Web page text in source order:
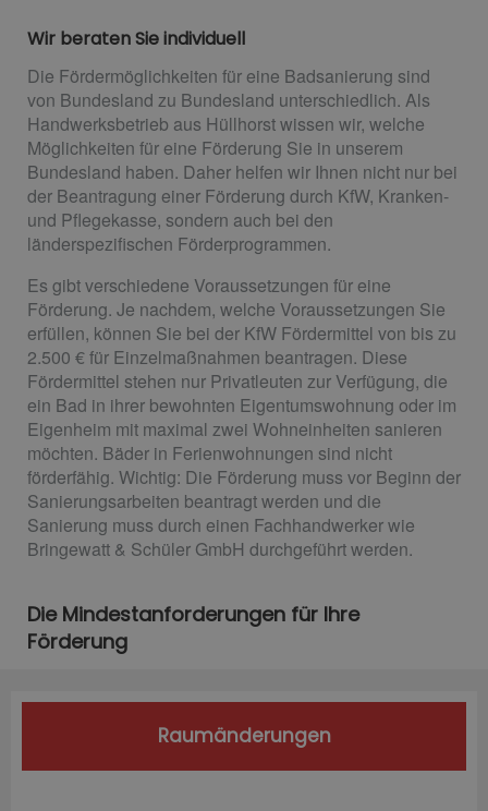
Wir beraten Sie individuell
Die Fördermöglichkeiten für eine Badsanierung sind
von Bundesland zu Bundesland unterschiedlich. Als
Handwerksbetrieb aus Hüllhorst wissen wir, welche
Möglichkeiten für eine Förderung Sie in unserem
Bundesland haben. Daher helfen wir Ihnen nicht nur bei
der Beantragung einer Förderung durch KfW, Kranken-
und Pflegekasse, sondern auch bei den
länderspezifischen Förderprogrammen.
Es gibt verschiedene Voraussetzungen für eine
Förderung. Je nachdem, welche Voraussetzungen Sie
erfüllen, können Sie bei der KfW Fördermittel von bis zu
2.500 € für Einzelmaßnahmen beantragen. Diese
Fördermittel stehen nur Privatleuten zur Verfügung, die
ein Bad in ihrer bewohnten Eigentumswohnung oder im
Eigenheim mit maximal zwei Wohneinheiten sanieren
möchten. Bäder in Ferienwohnungen sind nicht
förderfähig. Wichtig: Die Förderung muss vor Beginn der
Sanierungsarbeiten beantragt werden und die
Sanierung muss durch einen Fachhandwerker wie
Bringewatt & Schüler GmbH durchgeführt werden.
Die Mindestanforderungen für Ihre
Förderung
Raumänderungen